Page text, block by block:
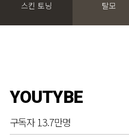
스킨 토닝 탈모
YOUTYBE
구독자 13.7만명